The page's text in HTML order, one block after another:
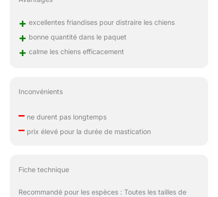
+ excellentes friandises pour distraire les chiens
+ bonne quantité dans le paquet
+ calme les chiens efficacement
Inconvénients
–ne durent pas longtemps
–prix élevé pour la durée de mastication
Fiche technique
Recommandé pour les espèces : Toutes les tailles de